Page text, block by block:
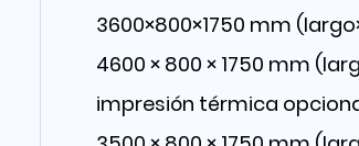
3600×800×1750 mm
4600 × 800 × 1750 mm
impresión térmica